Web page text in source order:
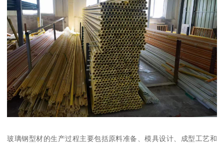
玻璃钢型材的生产过程主要包括原料准备、模具设计、成型工艺和